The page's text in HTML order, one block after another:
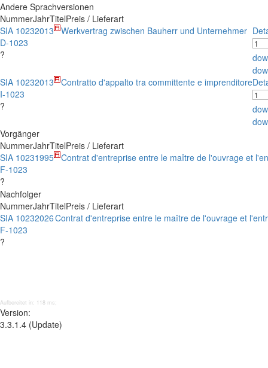
Andere Sprachversionen
NummerJahrTitelPreis / Lieferart
SIA 1023
D-1023
?
2013 Werkvertrag zwischen Bauherr und Unternehmer
SIA 1023
I-1023
?
2013 Contratto d'appalto tra committente e imprenditore
Vorgänger
NummerJahrTitelPreis / Lieferart
SIA 1023
F-1023
?
1995 Contrat d'entreprise entre le maître de l'ouvrage et
Nachfolger
NummerJahrTitelPreis / Lieferart
SIA 1023
F-1023
?
2026Contrat d'entreprise entre le maître de l'ouvrage et
Aufbereitet in: 118 ms;
Version:
3.3.1.4 (Update)